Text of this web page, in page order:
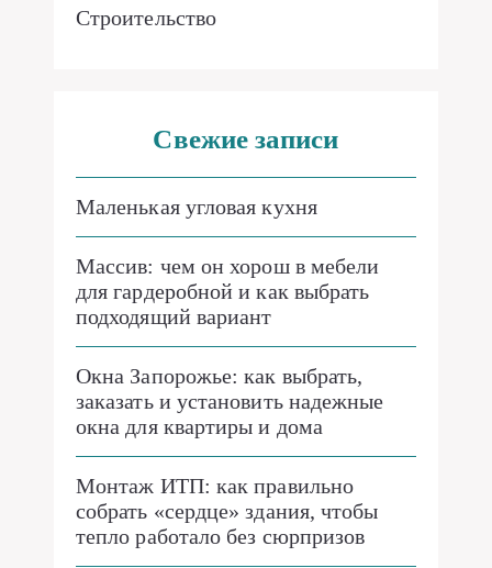
Строительство
Свежие записи
Маленькая угловая кухня
Массив: чем он хорош в мебели
для гардеробной и как выбрать
подходящий вариант
Окна Запорожье: как выбрать,
заказать и установить надежные
окна для квартиры и дома
Монтаж ИТП: как правильно
собрать «сердце» здания, чтобы
тепло работало без сюрпризов